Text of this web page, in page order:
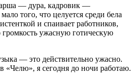
— дура, кадровик —
мало того, что целуется среди бела
и спаивает работников,
ужасную готическую
— это действительно ужасно.
«Челю», я сегодня до ночи работаю.